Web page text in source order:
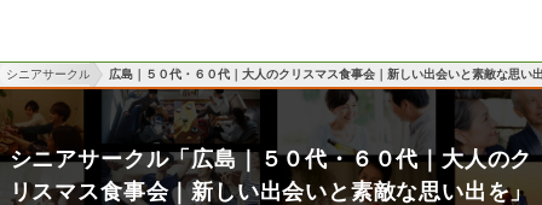
シニアサークル 広島｜５０代・６０代｜大人のクリスマス食事会｜新しい出会いと素敵な思い
シニアサークル「広島｜５０代・６０代｜大人のク
リスマス食事会｜新しい出会いと素敵な思い出を」